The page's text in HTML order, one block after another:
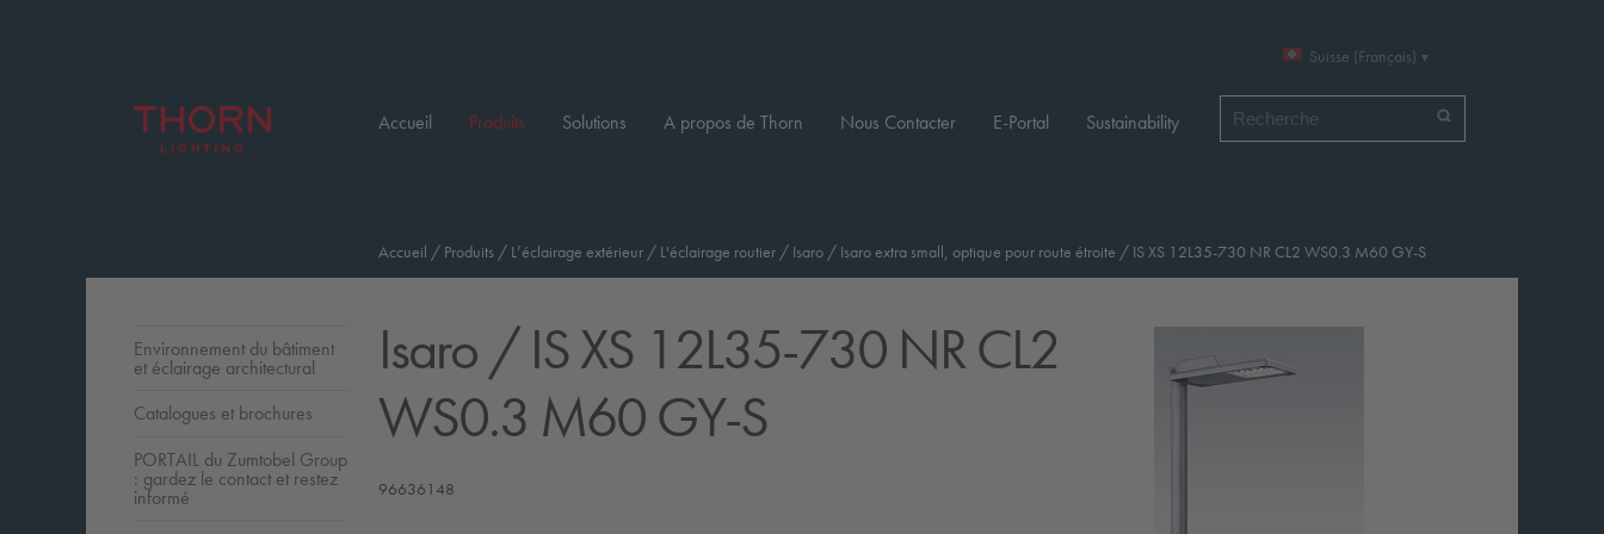
Suisse (Français)
Accueil Produits Solutions A propos de Thorn Nous Contacter E-Portal Sustainability
Accueil / Produits / L’éclairage extérieur / L'éclairage routier / Isaro / Isaro extra small, optique pour route étroite / IS XS 12L35-730 NR CL2 WS0.3 M60 GY-S
Isaro / IS XS 12L35-730 NR CL2
WS0.3 M60 GY-S
96636148
Environnement du bâtiment
et éclairage architectural
Catalogues et brochures
PORTAIL du Zumtobel Group
: gardez le contact et restez
informé